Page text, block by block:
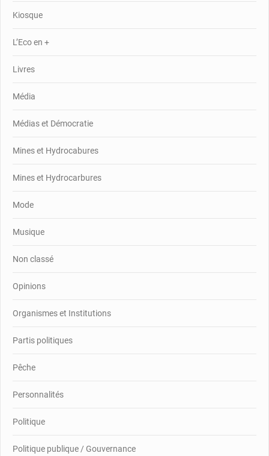
Kiosque
L’Eco en +
Livres
Média
Médias et Démocratie
Mines et Hydrocabures
Mines et Hydrocarbures
Mode
Musique
Non classé
Opinions
Organismes et Institutions
Partis politiques
Pêche
Personnalités
Politique
Politique publique / Gouvernance